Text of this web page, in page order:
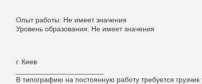
Опыт работы: Не имеет значения
Уровень образования: Не имеет значения
г. Киев
В типографию на постоянную работу требуется грузчик